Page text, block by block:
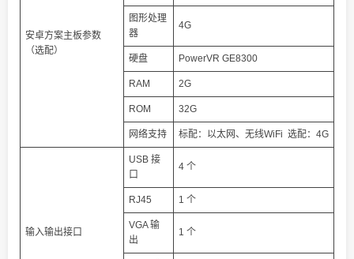
安卓方案主板参数
（选配）
图形处理
器
4G
硬盘 PowerVR GE8300
RAM 2G
ROM 32G
网络支持 标配：以太网、无线WiFi 选配：4G
输入输出接口
USB 接
口
4 个
RJ45 1 个
VGA 输
出
1 个